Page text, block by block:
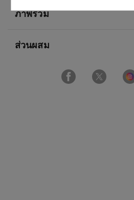
ภาพรวม
ส่วนผสม